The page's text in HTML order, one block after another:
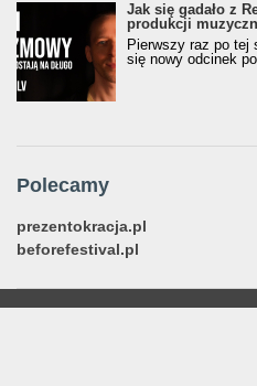
Jak się gadało z
produkcji
Pierwszy raz po tej
się nowy odcinek
Polecamy
prezentokracja.pl
beforefestival.pl